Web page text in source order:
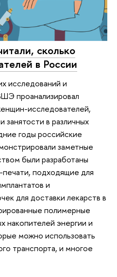
сколько
в России
исследований и
проанализировал
исследователей,
занятости в различных
годы российские
заметные
были разработаны
подходящие для
и
для доставки лекарств в
полимерные
накопителей энергии и
можно использовать
транспорта, и многое